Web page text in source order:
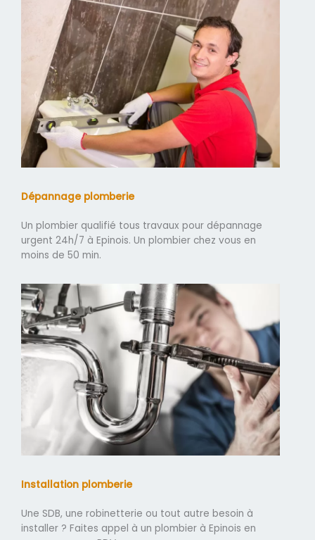
Dépannage plomberie
Un plombier qualifié tous travaux pour dépannage
urgent 24h/7 à Epinois. Un plombier chez vous en
moins de 50 min.
Installation plomberie
Une SDB, une robinetterie ou tout autre besoin à
installer ? Faites appel à un plombier à Epinois en